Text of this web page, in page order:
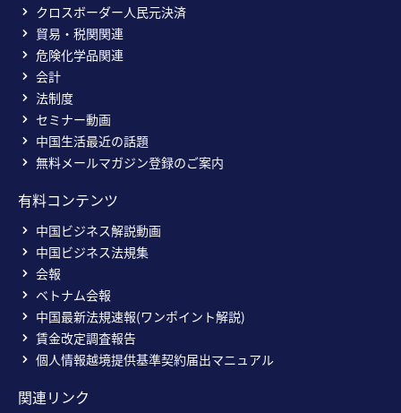
クロスボーダー人民元決済
貿易・税関関連
危険化学品関連
会計
法制度
セミナー動画
中国生活最近の話題
無料メールマガジン登録のご案内
有料コンテンツ
中国ビジネス解説動画
中国ビジネス法規集
会報
ベトナム会報
中国最新法規速報(ワンポイント解説)
賃金改定調査報告
個人情報越境提供基準契約届出マニュアル
関連リンク